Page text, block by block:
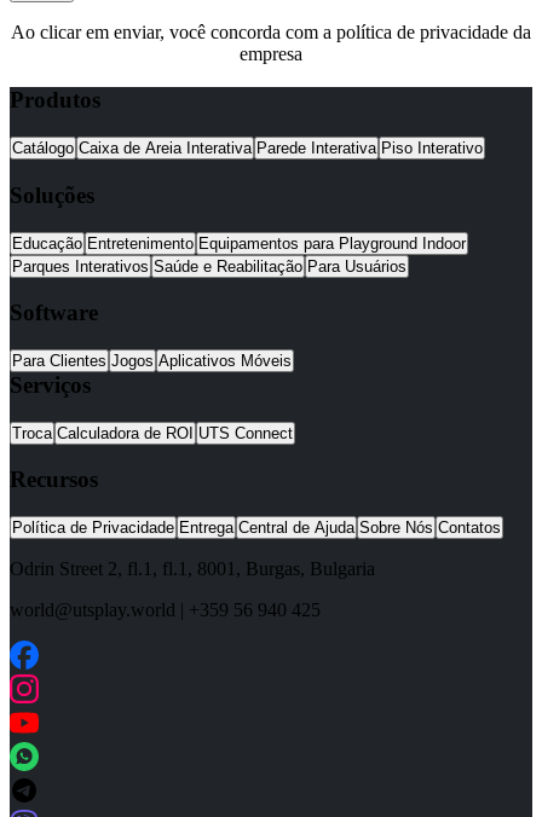
Ao clicar em enviar, você concorda com a política de privacidade da
empresa
Produtos
Catálogo Caixa de Areia Interativa Parede Interativa Piso Interativo
Soluções
Educação Entretenimento Equipamentos para Playground Indoor
Parques Interativos Saúde e Reabilitação Para Usuários
Software
Para Clientes Jogos Aplicativos Móveis
Serviços
Troca Calculadora de ROI UTS Connect
Recursos
Política de Privacidade Entrega Central de Ajuda Sobre Nós Contatos
Odrin Street 2, fl.1 , fl.1, 8001 , Burgas, Bulgaria
world@utsplay.world | +359 56 940 425